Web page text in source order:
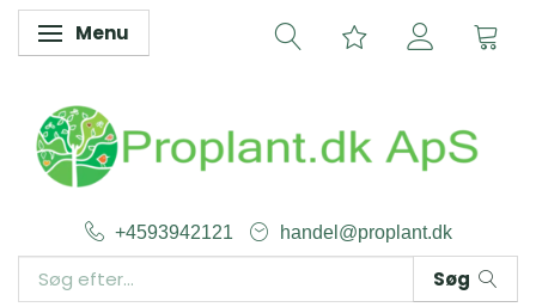
Skifte navigation
Menu
+4593942121 handel@proplant.dk
Søg